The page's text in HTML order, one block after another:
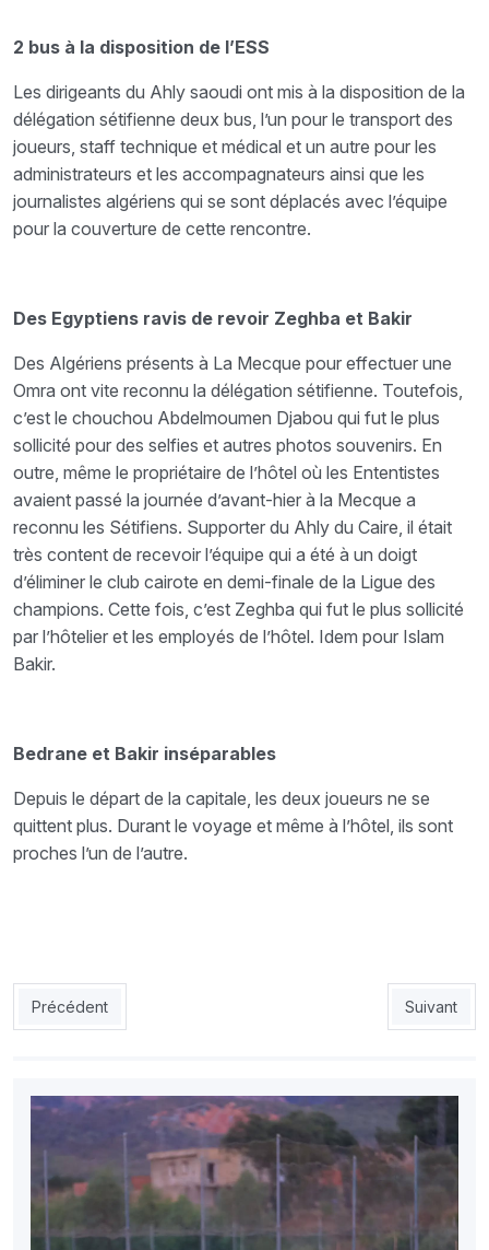
2 bus à la disposition de l’ESS
Les dirigeants du Ahly saoudi ont mis à la disposition de la
délégation sétifienne deux bus, l’un pour le transport des
joueurs, staff technique et médical et un autre pour les
administrateurs et les accompagnateurs ainsi que les
journalistes algériens qui se sont déplacés avec l’équipe
pour la couverture de cette rencontre.
Des Egyptiens ravis de revoir Zeghba et Bakir
Des Algériens présents à La Mecque pour effectuer une
Omra ont vite reconnu la délégation sétifienne. Toutefois,
c’est le chouchou Abdelmoumen Djabou qui fut le plus
sollicité pour des selfies et autres photos souvenirs. En
outre, même le propriétaire de l’hôtel où les Ententistes
avaient passé la journée d’avant-hier à la Mecque a
reconnu les Sétifiens. Supporter du Ahly du Caire, il était
très content de recevoir l’équipe qui a été à un doigt
d’éliminer le club cairote en demi-finale de la Ligue des
champions. Cette fois, c’est Zeghba qui fut le plus sollicité
par l’hôtelier et les employés de l’hôtel. Idem pour Islam
Bakir.
Bedrane et Bakir inséparables
Depuis le départ de la capitale, les deux joueurs ne se
quittent plus. Durant le voyage et même à l’hôtel, ils sont
proches l’un de l’autre.
Article précédent : CRB : Amrani demande 2 jours pour réfléchir
Précédent Article
Suivant